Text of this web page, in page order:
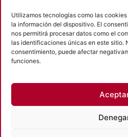
Utilizamos tecnologías como las
la información del dispositivo. El
nos permitirá procesar datos como el
las identificaciones únicas en este sitio.
consentimiento, puede afectar
funciones.
Copyright © 2026
Federación Pelota Castilla y León |
| Desarrollado por